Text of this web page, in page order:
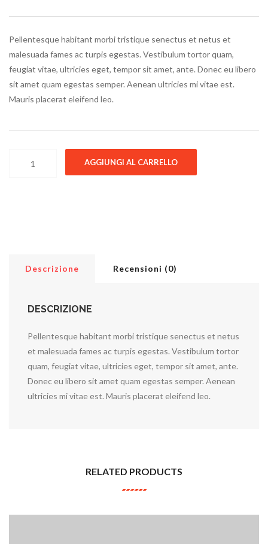
Pellentesque habitant morbi tristique senectus et netus et
malesuada fames ac turpis egestas. Vestibulum tortor quam,
feugiat vitae, ultricies eget, tempor sit amet, ante. Donec eu libero
sit amet quam egestas semper. Aenean ultricies mi vitae est.
Mauris placerat eleifend leo.
AGGIUNGI AL CARRELLO
Descrizione Recensioni (0)
DESCRIZIONE
Pellentesque habitant morbi tristique senectus et netus
et malesuada fames ac turpis egestas. Vestibulum tortor
quam, feugiat vitae, ultricies eget, tempor sit amet, ante.
Donec eu libero sit amet quam egestas semper. Aenean
ultricies mi vitae est. Mauris placerat eleifend leo.
RELATED PRODUCTS